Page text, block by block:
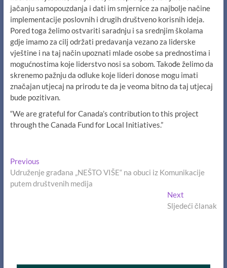
jačanju samopouzdanja i dati im smjernice za najbolje načine
implementacije poslovnih i drugih društveno korisnih ideja.
Pored toga želimo ostvariti saradnju i sa srednjim školama
gdje imamo za cilj održati predavanja vezano za liderske
vještine i na taj način upoznati mlade osobe sa prednostima i
mogućnostima koje liderstvo nosi sa sobom. Takođe želimo da
skrenemo pažnju da odluke koje lideri donose mogu imati
značajan utjecaj na prirodu te da je veoma bitno da taj utjecaj
bude pozitivan.
“We are grateful for Canada’s contribution to this project
through the Canada Fund for Local Initiatives.”
Navigacija
članaka
PreviousPrevious
post:
Udruženje građana „NEŠTO VIŠE“ na obuci iz Komunikacije
putem društvenih medija
Next
post:
Sljedeći članak